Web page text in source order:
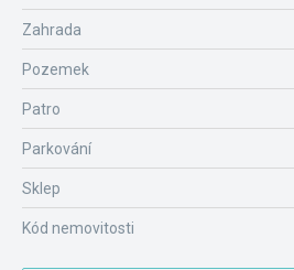
Zahrada
Pozemek
Patro
Parkování
Sklep
Kód nemovitosti